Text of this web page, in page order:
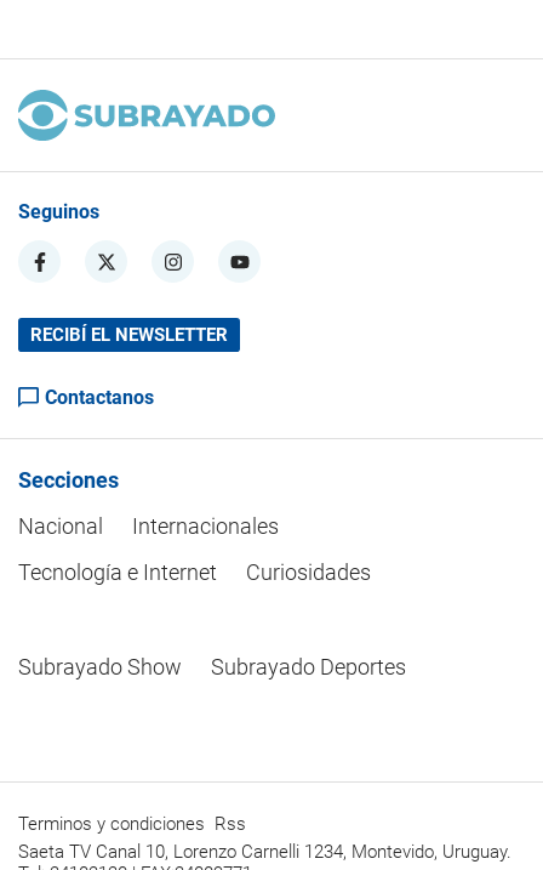
Seguinos
RECIBÍ EL NEWSLETTER
Contactanos
Secciones
Nacional
Internacionales
Tecnología e Internet
Curiosidades
Subrayado Show Subrayado Deportes
Terminos y condiciones Rss
Saeta TV Canal 10, Lorenzo Carnelli 1234, Montevido, Uruguay.